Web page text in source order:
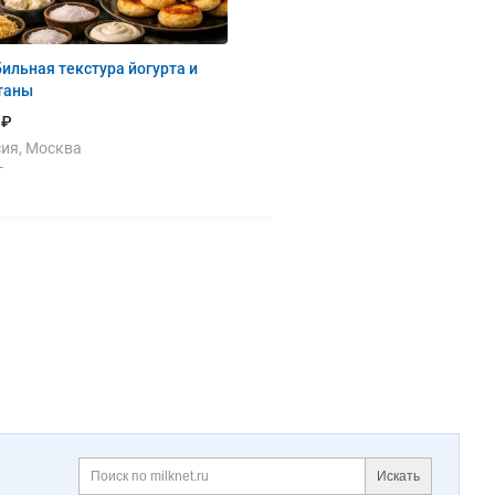
текстура йогурта и
Москва
Искать